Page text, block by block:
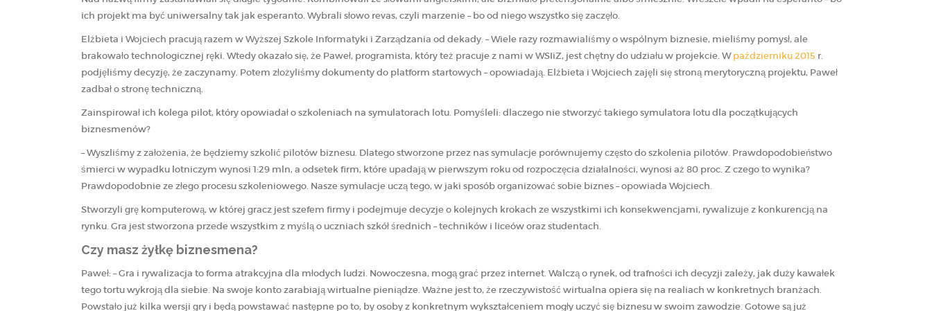
ich projekt ma być uniwersalny tak jak esperanto. Wybrali słowo revas, czyli marzenie – bo od niego wszystko się zaczęło.
Elżbieta i Wojciech pracują razem w Wyższej Szkole Informatyki i Zarządzania od dekady. – Wiele razy rozmawialiśmy o wspólnym biznesie, mieliśmy pomysł, ale
brakowało technologicznej ręki. Wtedy okazało się, że Paweł, programista, który też pracuje z nami w WSIiZ, jest chętny do udziału w projekcie. Wpaździerniku 2015 r.
podjęliśmy decyzję, że zaczynamy. Potem złożyliśmy dokumenty do platform startowych – opowiadają. Elżbieta i Wojciech zajęli się stroną merytoryczną projektu, Paweł
zadbał o stronę techniczną.
Zainspirował ich kolega pilot, który opowiadał o szkoleniach na symulatorach lotu. Pomyśleli: dlaczego nie stworzyć takiego symulatora lotu dla początkujących
biznesmenów?
– Wyszliśmy z założenia, że będziemy szkolić pilotów biznesu. Dlatego stworzone przez nas symulacje porównujemy często do szkolenia pilotów. Prawdopodobieństwo
śmierci w wypadku lotniczym wynosi 1:29 mln, a odsetek firm, które upadają w pierwszym roku od rozpoczęcia działalności, wynosi aż 80 proc. Z czego to wynika?
Prawdopodobnie ze złego procesu szkoleniowego. Nasze symulacje uczą tego, w jaki sposób organizować sobie biznes – opowiada Wojciech.
Stworzyli grę komputerową, w której gracz jest szefem firmy i podejmuje decyzje o kolejnych krokach ze wszystkimi ich konsekwencjami, rywalizuje z konkurencją na
rynku. Gra jest stworzona przede wszystkim z myślą o uczniach szkół średnich – techników i liceów oraz studentach.
Czy masz żyłkę biznesmena?
Paweł: – Gra i rywalizacja to forma atrakcyjna dla młodych ludzi. Nowoczesna, mogą grać przez internet. Walczą o rynek, od trafności ich decyzji zależy, jak duży kawałek
tego tortu wykroją dla siebie. Na swoje konto zarabiają wirtualne pieniądze. Ważne jest to, że rzeczywistość wirtualna opiera się na realiach w konkretnych branżach.
Powstało już kilka wersji gry i będą powstawać następne po to, by osoby z konkretnym wykształceniem mogły uczyć się biznesu w swoim zawodzie. Gotowe są już